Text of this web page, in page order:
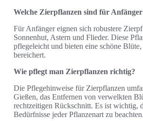
Welche Zierpflanzen sind für Anfänger
Für Anfänger eignen sich robustere
Sonnenhut, Astern und Flieder. Diese
pflegeleicht und bieten eine schöne
bereichert.
Wie pflegt man Zierpflanzen richtig?
Die Pflegehinweise für Zierpflanzen
Gießen, das Entfernen von verwelkten
rechtzeitigen Rückschnitt. Es ist wichtig,
Bedürfnisse jeder Pflanzenart zu beachten.